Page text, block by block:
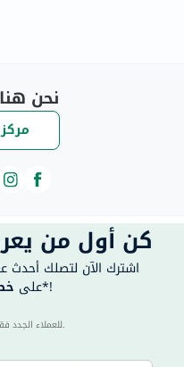
نحن
كن أول من
اشترك الآن لتصلك أحدث
على خصم 40٪ مباشرةً*!
40 للعملاء الجدد فقط. تطبق الشروط والأحكام.